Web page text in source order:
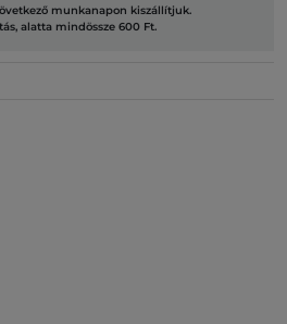
munkanapon kiszállítjuk.
alatta mindössze 600 Ft.